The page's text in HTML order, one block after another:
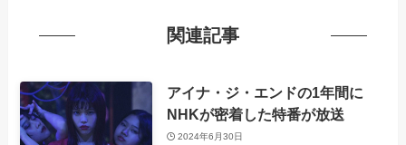
関連記事
アイナ・ジ・エンドの1年間に
NHKが密着した特番が放送
2024年6月30日